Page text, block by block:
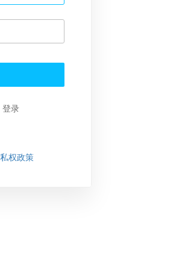
登录
权政策